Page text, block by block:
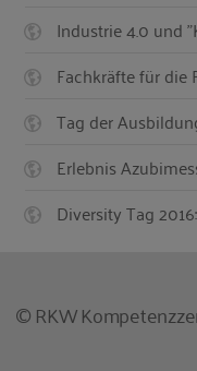
Industrie 4.0 und
Fachkräfte für die
Tag der
Erlebnis
Diversity Tag
© RKW